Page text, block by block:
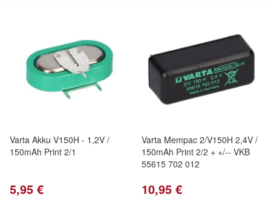
Varta Akku V150H - 1,2V /
150mAh Print 2/1
5,95 €
Varta Mempac 2/V150H 2,4V /
150mAh Print 2/2 + +/-- VKB
55615 702 012
10,95 €